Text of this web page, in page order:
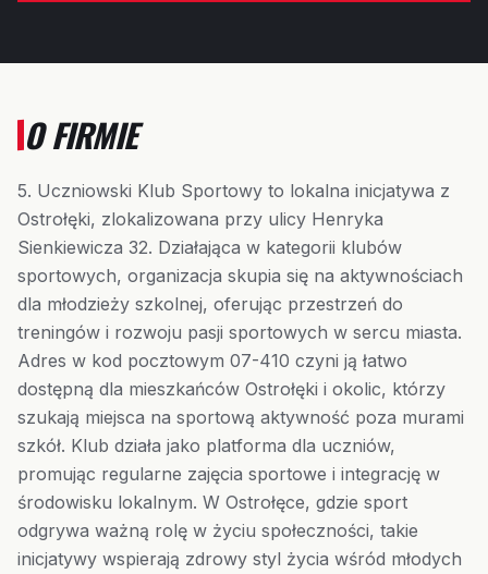
O FIRMIE
5. Uczniowski Klub Sportowy to lokalna inicjatywa z
Ostrołęki, zlokalizowana przy ulicy Henryka
Sienkiewicza 32. Działająca w kategorii klubów
sportowych, organizacja skupia się na aktywnościach
dla młodzieży szkolnej, oferując przestrzeń do
treningów i rozwoju pasji sportowych w sercu miasta.
Adres w kod pocztowym 07-410 czyni ją łatwo
dostępną dla mieszkańców Ostrołęki i okolic, którzy
szukają miejsca na sportową aktywność poza murami
szkół. Klub działa jako platforma dla uczniów,
promując regularne zajęcia sportowe i integrację w
środowisku lokalnym. W Ostrołęce, gdzie sport
odgrywa ważną rolę w życiu społeczności, takie
inicjatywy wspierają zdrowy styl życia wśród młodych